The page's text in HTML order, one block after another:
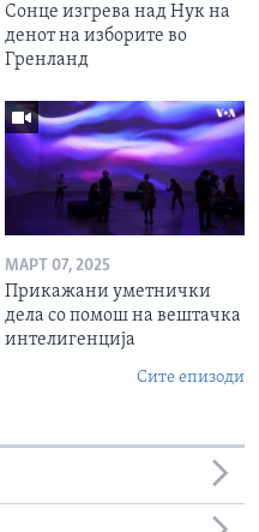
Сонце изгрева над Нук на
денот на изборите во
Гренланд
МАРТ 07, 2025
Прикажани уметнички
дела со помош на вештачка
интелигенција
Сите епизоди